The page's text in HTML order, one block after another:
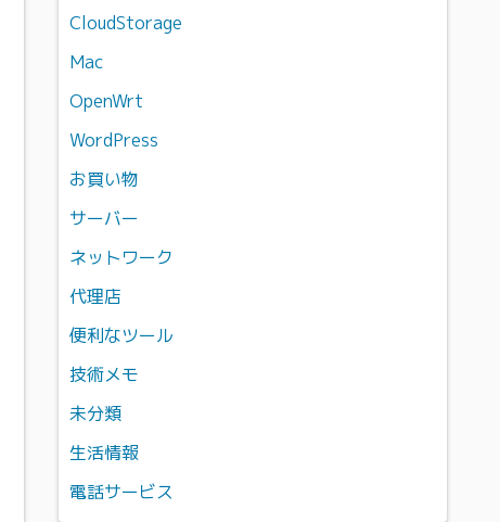
CloudStorage
Mac
OpenWrt
WordPress
お買い物
サーバー
ネットワーク
代理店
便利なツール
技術メモ
未分類
生活情報
電話サービス